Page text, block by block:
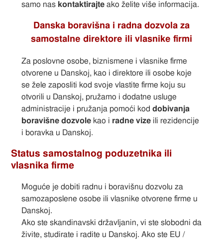
samo nas kontaktirajteako želite više informacija.
Danska boravišna i radna dozvola za
samostalne direktore ili vlasnike firmi
Za poslovne osobe, biznismene i vlasnike firme
otvorene u Danskoj, kao i direktore ili osobe koje
se žele zaposliti kod svoje vlastite firme koju su
otvorili u Danskoj, pružamo i dodatne usluge
administracije i pružanja pomoći kod dobivanja
boravišne dozvolekao i radne vizeili rezidencije
i boravka u Danskoj.
Status samostalnog poduzetnika ili
vlasnika firme
Moguće je dobiti radnu i boravišnu dozvolu za
samozaposlene osobe ili vlasnike otvorene firme u
Danskoj.
Ako ste skandinavski državljanin, vi ste slobodni da
živite, studirate i radite u Danskoj. Ako ste EU /